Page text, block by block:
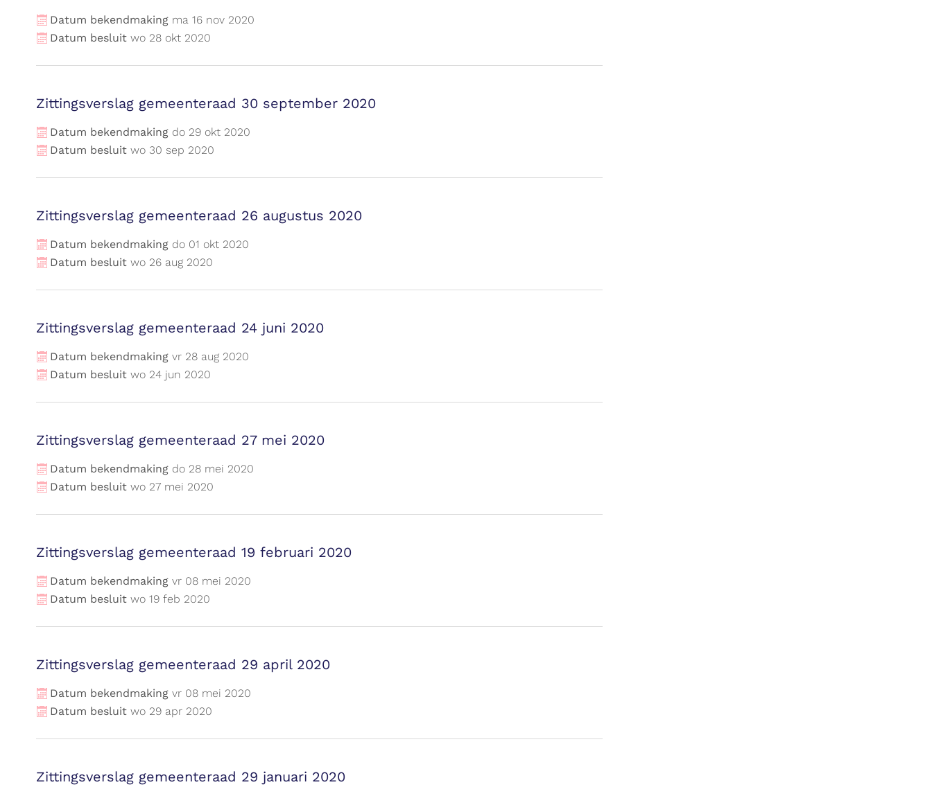
Datum bekendmaking ma 16 nov 2020
Datum besluit wo 28 okt 2020
Zittingsverslag gemeenteraad 30 september 2020
Datum bekendmaking do 29 okt 2020
Datum besluit wo 30 sep 2020
Zittingsverslag gemeenteraad 26 augustus 2020
Datum bekendmaking do 01 okt 2020
Datum besluit wo 26 aug 2020
Zittingsverslag gemeenteraad 24 juni 2020
Datum bekendmaking vr 28 aug 2020
Datum besluit wo 24 jun 2020
Zittingsverslag gemeenteraad 27 mei 2020
Datum bekendmaking do 28 mei 2020
Datum besluit wo 27 mei 2020
Zittingsverslag gemeenteraad 19 februari 2020
Datum bekendmaking vr 08 mei 2020
Datum besluit wo 19 feb 2020
Zittingsverslag gemeenteraad 29 april 2020
Datum bekendmaking vr 08 mei 2020
Datum besluit wo 29 apr 2020
Zittingsverslag gemeenteraad 29 januari 2020